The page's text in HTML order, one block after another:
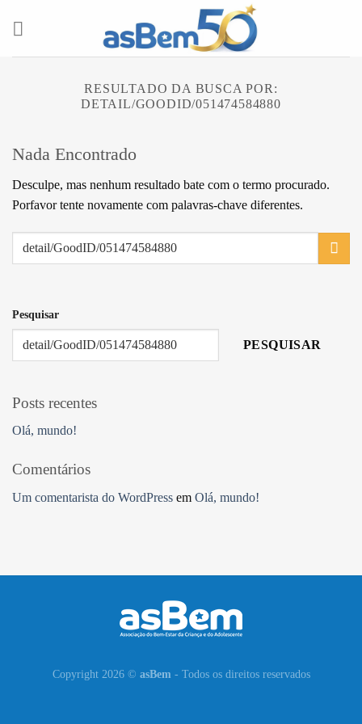
RESULTADO DA BUSCA POR:
DETAIL/GOODID/051474584880
Nada Encontrado
Desculpe, mas nenhum resultado bate com o termo procurado.
Porfavor tente novamente com palavras-chave diferentes.
Pesquisar
PESQUISAR
Posts recentes
Olá, mundo!
Comentários
Um comentarista do WordPress em Olá, mundo!
Copyright 2026 © asBem - Todos os direitos reservados